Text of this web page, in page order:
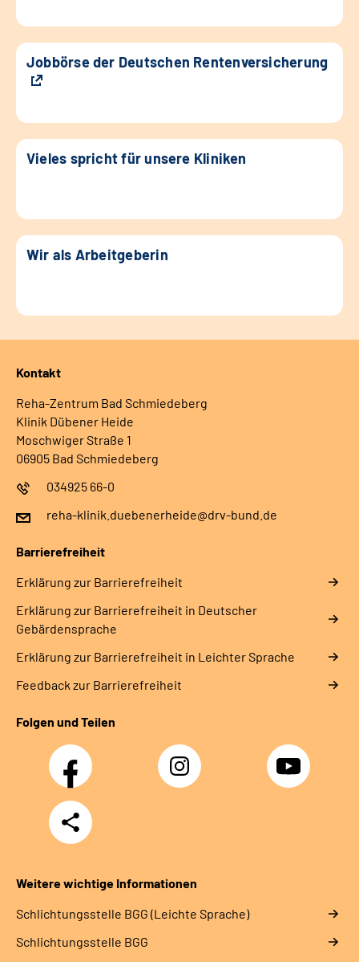
Jobbörse der Deutschen Rentenversicherung
Vieles spricht für unsere Kliniken
Wir als Arbeitgeberin
Kontakt
Reha-Zentrum Bad Schmiedeberg
Klinik Dübener Heide
Moschwiger Straße 1
06905 Bad Schmiedeberg
034925 66-0
reha-klinik.duebenerheide@drv-bund.de
Barrierefreiheit
Erklärung zur Barrierefreiheit
Erklärung zur Barrierefreiheit in Deutscher
Gebärdensprache
Erklärung zur Barrierefreiheit in Leichter Sprache
Feedback zur Barrierefreiheit
Folgen und Teilen
Facebook Instagram YouTube
Teilen
Weitere wichtige Informationen
Schlich­tungs­stel­le BGG (Leichte Sprache)
Schlich­tungs­stel­le BGG